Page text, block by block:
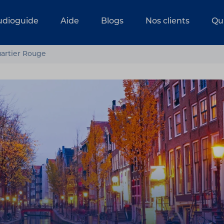
Aide Blogs Nos clients
Rouge